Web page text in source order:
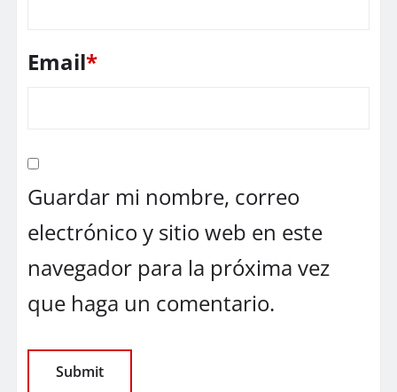
Email*
Guardar mi nombre, correo
electrónico y sitio web en este
navegador para la próxima vez
que haga un comentario.